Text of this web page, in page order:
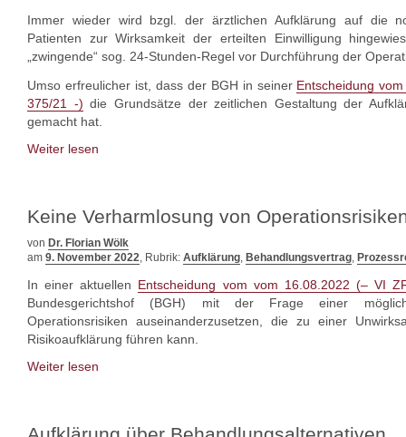
Immer wieder wird bzgl. der ärztlichen Aufklärung auf die
Patienten zur Wirksamkeit der erteilten Einwilligung
„zwingende“ sog. 24-Stunden-Regel vor Durchführung der
Umso erfreulicher ist, dass der BGH in seiner Entscheidung
375/21 -) die Grundsätze der zeitlichen Gestaltung der
gemacht hat.
Weiter lesen
Keine Verharmlosung von
von Dr. Florian Wölk
am 9. November 2022, Rubrik: Aufklärung, Behandlungsvertrag,
In einer aktuellen Entscheidung vom vom 16.08.2022 (– VI
Bundesgerichtshof (BGH) mit der Frage einer
Operationsrisiken auseinanderzusetzen, die zu einer
Risikoaufklärung führen kann.
Weiter lesen